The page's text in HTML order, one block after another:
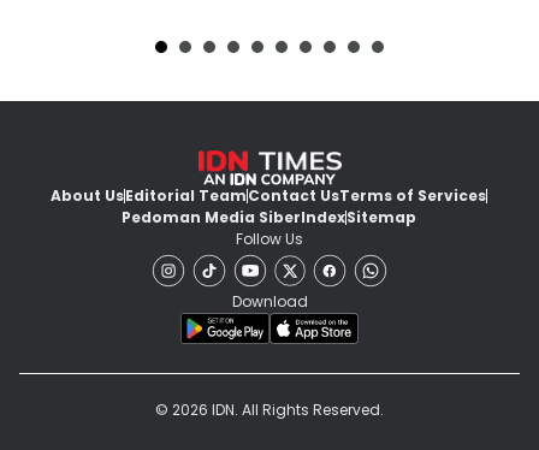
About UsEditorial TeamContact UsTerms of Services
Pedoman Media SiberIndexSitemap
Follow Us
Download
© 2026 IDN. All Rights Reserved.